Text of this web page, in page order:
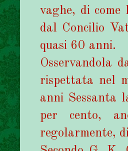
vaghe, di come
dal Concilio
quasi 60 anni.
Osservandola
rispettata nel
anni Sessanta
per cento,
regolarmente,